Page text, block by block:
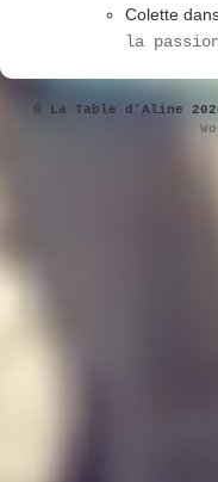
Colette
la
© La Table d'Aline